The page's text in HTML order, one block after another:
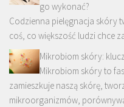
go wykonać?
Codzienna pielęgnacja skóry
coś, co większość ludzi chce
Mikrobiom skóry:
Mikrobiom skóry to
zamieszkuje naszą skórę,
mikroorganizmów,